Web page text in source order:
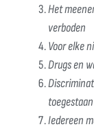
Het
verboden
Voor elke
Drugs en
toegestaan
Iedereen